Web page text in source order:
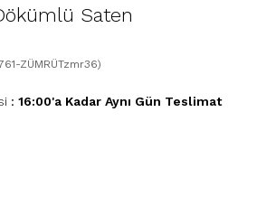
Saten
ZÜMRÜTzmr36)
: 16:00'a Kadar Aynı Gün Teslimat